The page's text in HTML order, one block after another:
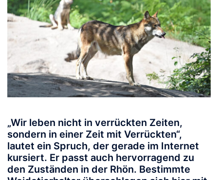
„Wir leben nicht in verrückten Zeiten,
sondern in einer Zeit mit Verrückten“,
lautet ein Spruch, der gerade im Internet
kursiert. Er passt auch hervorragend zu
den Zuständen in der Rhön. Bestimmte